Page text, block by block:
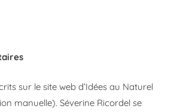
sur le site web d’Idées au Naturel
manuelle). Séverine Ricordel se